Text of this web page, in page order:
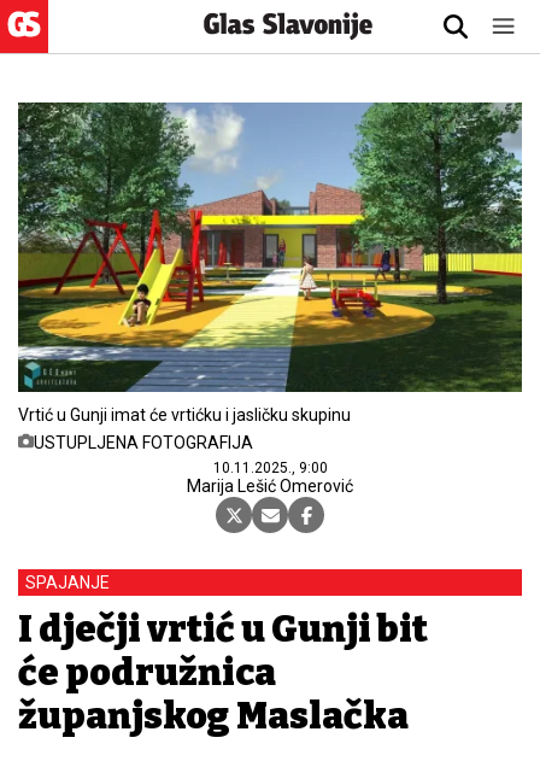
Vrtić u Gunji imat će vrtićku i jasličku skupinu
USTUPLJENA FOTOGRAFIJA
10.11.2025., 9:00
Marija Lešić Omerović
SPAJANJE
I dječji vrtić u Gunji bit
će podružnica
županjskog Maslačka